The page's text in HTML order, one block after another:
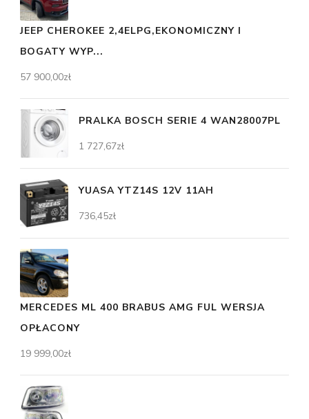
JEEP CHEROKEE 2,4ELPG,EKONOMICZNY I
BOGATY WYP...
57 900,00zł
PRALKA BOSCH SERIE 4 WAN28007PL
1 727,67zł
YUASA YTZ14S 12V 11AH
736,45zł
MERCEDES ML 400 BRABUS AMG FUL WERSJA
OPŁACONY
19 999,00zł